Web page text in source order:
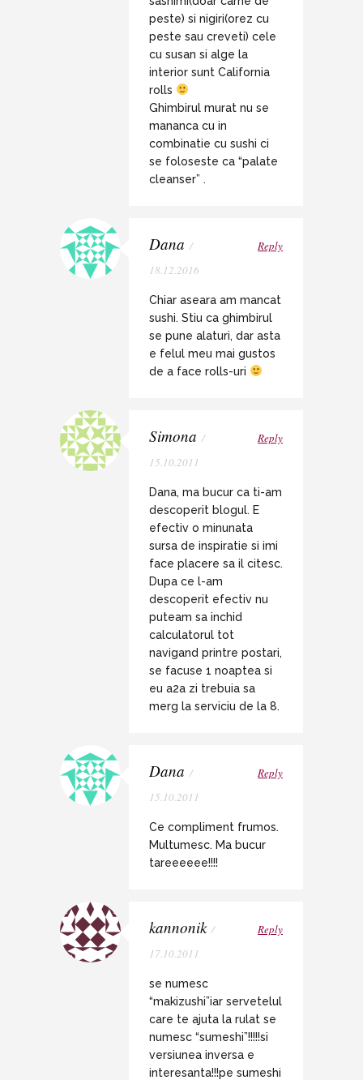
peste) si nigiri(orez cu
peste sau creveti) cele
cu susan si alge la
interior sunt California
rolls
Ghimbirul murat nu se
mananca cu in
combinatie cu sushi ci
se foloseste ca “palate
cleanser” .
Dana /
18.12.2016
Reply
Chiar aseara am mancat
sushi. Stiu ca ghimbirul
se pune alaturi, dar asta
e felul meu mai gustos
de a face rolls-uri
Simona /
15.10.2011
Reply
Dana, ma bucur ca ti-am
descoperit blogul. E
efectiv o minunata
sursa de inspiratie si imi
face placere sa il citesc.
Dupa ce l-am
descoperit efectiv nu
puteam sa inchid
calculatorul tot
navigand printre postari,
se facuse 1 noaptea si
eu a2a zi trebuia sa
merg la serviciu de la 8.
Dana /
15.10.2011
Reply
Ce compliment frumos.
Multumesc. Ma bucur
tareeeeee!!!!
kannonik /
17.10.2011
Reply
se numesc
“makizushi”iar servetelul
care te ajuta la rulat se
numesc “sumeshi”!!!!!si
versiunea inversa e
interesanta!!!pe sumeshi